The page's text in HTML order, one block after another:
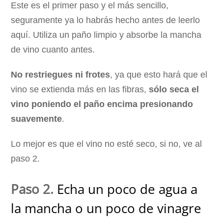
Este es el primer paso y el más sencillo,
seguramente ya lo habrás hecho antes de leerlo
aquí. Utiliza un paño limpio y absorbe la mancha
de vino cuanto antes.
No restriegues ni frotes, ya que esto hará que el
vino se extienda más en las fibras, sólo seca el
vino poniendo el paño encima presionando
suavemente.
Lo mejor es que el vino no esté seco, si no, ve al
paso 2.
Paso 2. Echa un poco de agua a
la mancha o un poco de vinagre